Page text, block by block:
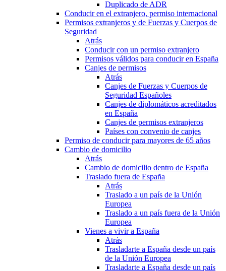
Duplicado de ADR
Conducir en el extranjero, permiso internacional
Permisos extranjeros y de Fuerzas y Cuerpos de
Seguridad
Atrás
Conducir con un permiso extranjero
Permisos válidos para conducir en España
Canjes de permisos
Atrás
Canjes de Fuerzas y Cuerpos de
Seguridad Españoles
Canjes de diplomáticos acreditados
en España
Canjes de permisos extranjeros
Países con convenio de canjes
Permiso de conducir para mayores de 65 años
Cambio de domicilio
Atrás
Cambio de domicilio dentro de España
Traslado fuera de España
Atrás
Traslado a un país de la Unión
Europea
Traslado a un país fuera de la Unión
Europea
Vienes a vivir a España
Atrás
Trasladarte a España desde un país
de la Unión Europea
Trasladarte a España desde un país